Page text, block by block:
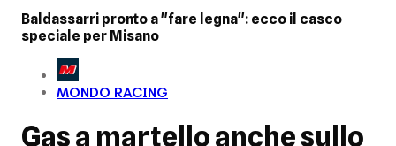
Baldassarri pronto a "fare legna": ecco il casco
speciale per Misano
MONDO RACING
Gas a martello anche sullo